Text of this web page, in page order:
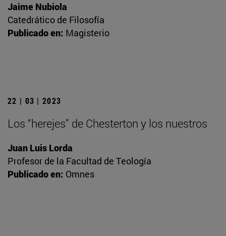
Jaime Nubiola
Catedrático de Filosofía
Publicado en: Magisterio
22 | 03 | 2023
Los “herejes” de Chesterton y los nuestros
Juan Luis Lorda
Profesor de la Facultad de Teología
Publicado en: Omnes